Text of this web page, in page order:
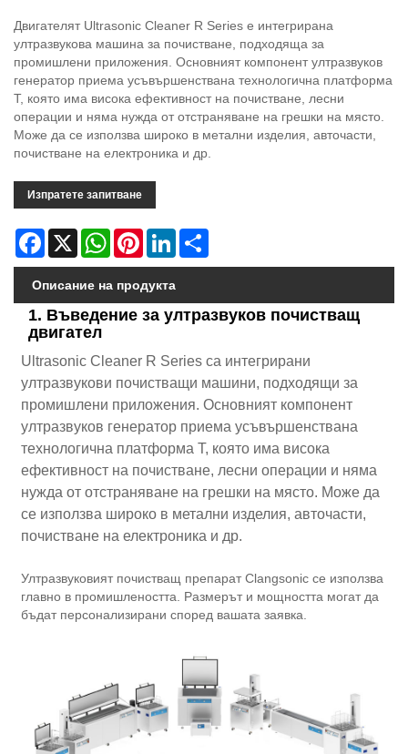
Двигателят Ultrasonic Cleaner R Series е интегрирана
ултразвукова машина за почистване, подходяща за
промишлени приложения. Основният компонент ултразвуков
генератор приема усъвършенствана технологична платформа
T, която има висока ефективност на почистване, лесни
операции и няма нужда от отстраняване на грешки на място.
Може да се използва широко в метални изделия, авточасти,
почистване на електроника и др.
Изпратете запитване
Facebook
X WhatsAppPinterestLinkedIn
Описание на продукта
1. Въведение за ултразвуков почистващ
двигател
Ultrasonic Cleaner R Series са интегрирани
ултразвукови почистващи машини, подходящи за
промишлени приложения. Основният компонент
ултразвуков генератор приема усъвършенствана
технологична платформа T, която има висока
ефективност на почистване, лесни операции и няма
нужда от отстраняване на грешки на място. Може да
се използва широко в метални изделия, авточасти,
почистване на електроника и др.
Ултразвуковият почистващ препарат Clangsonic се използва
главно в промишлеността. Размерът и мощността могат да
бъдат персонализирани според вашата заявка.